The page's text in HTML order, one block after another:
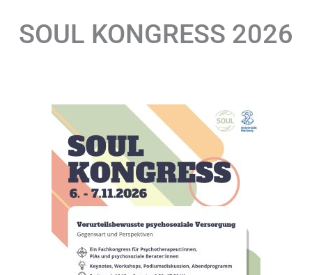
SOUL KONGRESS 2026